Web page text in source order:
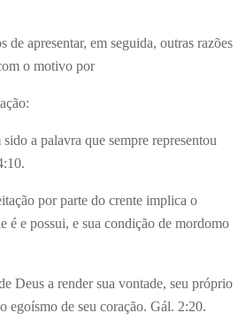
de apresentar, em seguida, outras razões
o motivo por
a palavra que sempre representou
por parte do crente implica o
é e possui, e sua condição de mordomo
Deus a render sua vontade, seu próprio
egoísmo de seu coração. Gál. 2:20.